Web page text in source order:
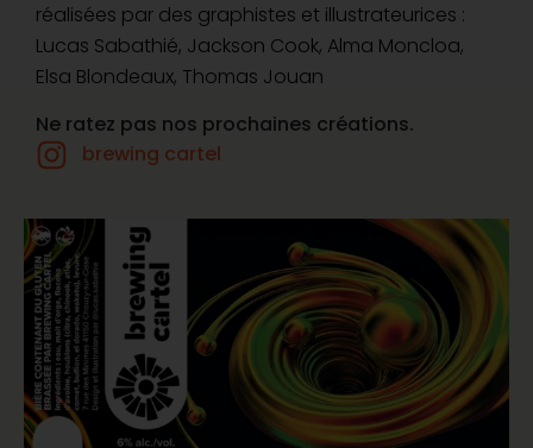
réalisées par des graphistes et illustrateurices :
Lucas Sabathié, Jackson Cook, Alma Moncloa,
Elsa Blondeaux, Thomas Jouan
Ne ratez pas nos prochaines créations.
brewing cartel